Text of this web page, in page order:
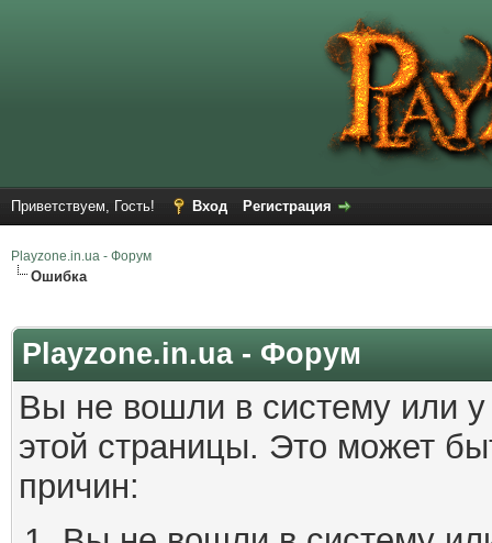
Приветствуем, Гость! Вход Регистрация
Playzone.in.ua - Форум
Ошибка
Playzone.in.ua - Форум
Вы не вошли в систему или
этой страницы. Это может
причин: